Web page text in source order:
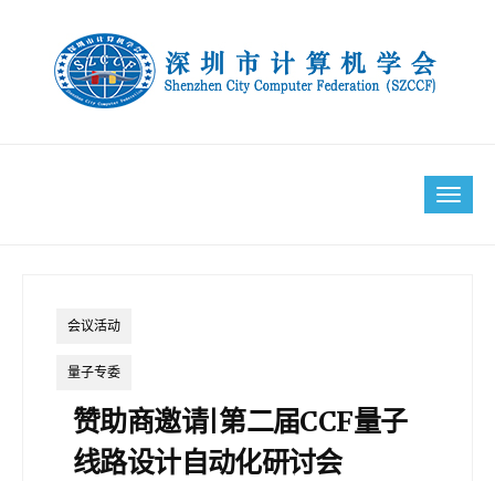
会议活动
量子专委
赞助商邀请|第二届CCF量子
线路设计自动化研讨会